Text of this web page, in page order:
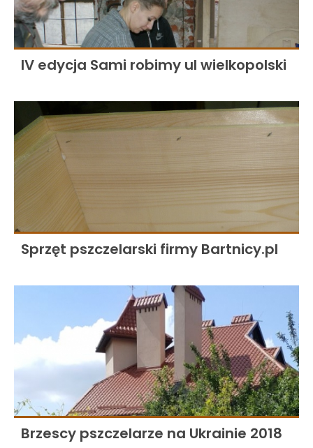
IV edycja Sami robimy ul wielkopolski
Sprzęt pszczelarski firmy Bartnicy.pl
Brzescy pszczelarze na Ukrainie 2018